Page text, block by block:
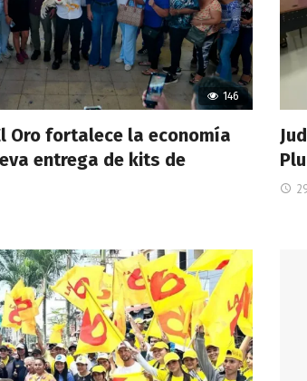
146
Oro fortalece la economía
entrega de kits de